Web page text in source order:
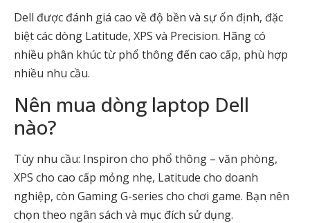
Dell được đánh giá cao về độ bền và sự ổn định, đặc
biệt các dòng Latitude, XPS và Precision. Hãng có
nhiều phân khúc từ phổ thông đến cao cấp, phù hợp
nhiều nhu cầu.
Nên mua dòng laptop Dell
nào?
Tùy nhu cầu: Inspiron cho phổ thông – văn phòng,
XPS cho cao cấp mỏng nhẹ, Latitude cho doanh
nghiệp, còn Gaming G-series cho chơi game. Bạn nên
chọn theo ngân sách và mục đích sử dụng.